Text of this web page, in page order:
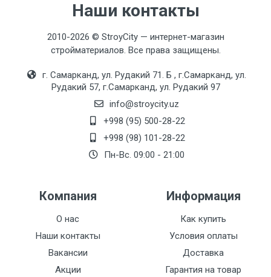
Наши контакты
2010-2026 © StroyCity — интернет-магазин
стройматериалов. Все права защищены.
г. Самарканд, ул. Рудакий 71. Б , г.Самарканд, ул.
Рудакий 57, г.Самарканд, ул. Рудакий 97
info@stroycity.uz
+998 (95) 500-28-22
+998 (98) 101-28-22
Пн-Вс. 09:00 - 21:00
Компания
О нас
Наши контакты
Вакансии
Акции
Информация
Как купить
Условия оплаты
Доставка
Гарантия на товар